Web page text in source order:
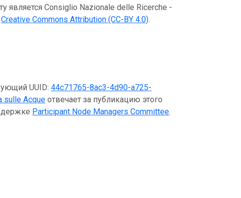
Consiglio Nazionale delle Ricerche -
Creative Commons Attribution (CC-BY 4.0).
UUID:44c71765-8ac3-4d90-a725-
sulle Acque отвечает за публикацию этого
Participant Node Managers Committee.